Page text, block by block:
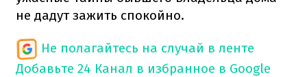
не дадут зажить спокойно.
Не полагайтесь на случай в ленте
Добавьте 24 Канал в избранное в Google